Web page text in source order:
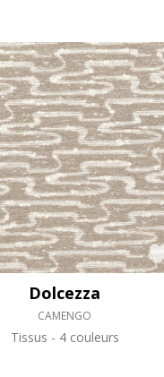
Multicouleurs
Noir
Orange
Rose
Rouge
Vert
Violet
Dolcezza
CAMENGO
Tissus 4 couleurs